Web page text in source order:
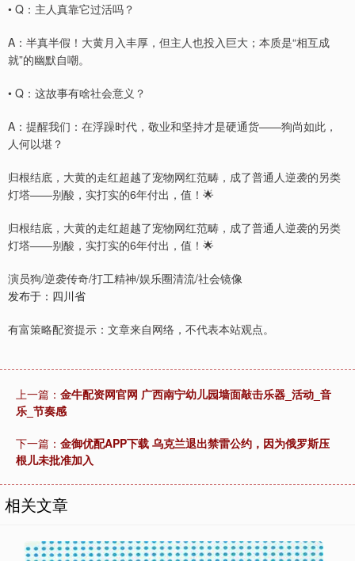
• Q：主人真靠它过活吗？
A：半真半假！大黄月入丰厚，但主人也投入巨大；本质是“相互成
就”的幽默自嘲。
• Q：这故事有啥社会意义？
A：提醒我们：在浮躁时代，敬业和坚持才是硬通货——狗尚如此，
人何以堪？
归根结底，大黄的走红超越了宠物网红范畴，成了普通人逆袭的另类
灯塔——别酸，实打实的6年付出，值！🌟
归根结底，大黄的走红超越了宠物网红范畴，成了普通人逆袭的另类
灯塔——别酸，实打实的6年付出，值！🌟
演员狗/逆袭传奇/打工精神/娱乐圈清流/社会镜像
发布于：四川省
有富策略配资提示：文章来自网络，不代表本站观点。
上一篇： 金牛配资网官网 广西南宁幼儿园墙面敲击乐器_活动_音
乐_节奏感
下一篇： 金御优配APP下载 乌克兰退出禁雷公约，因为俄罗斯压
根儿未批准加入
相关文章